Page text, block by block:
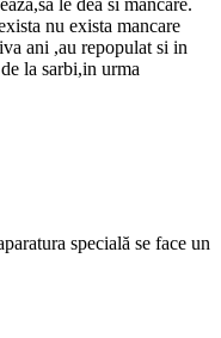
le dea si mancare.
nu exista mancare
ani ,au repopulat si in
la sarbi,in urma
specială se face un